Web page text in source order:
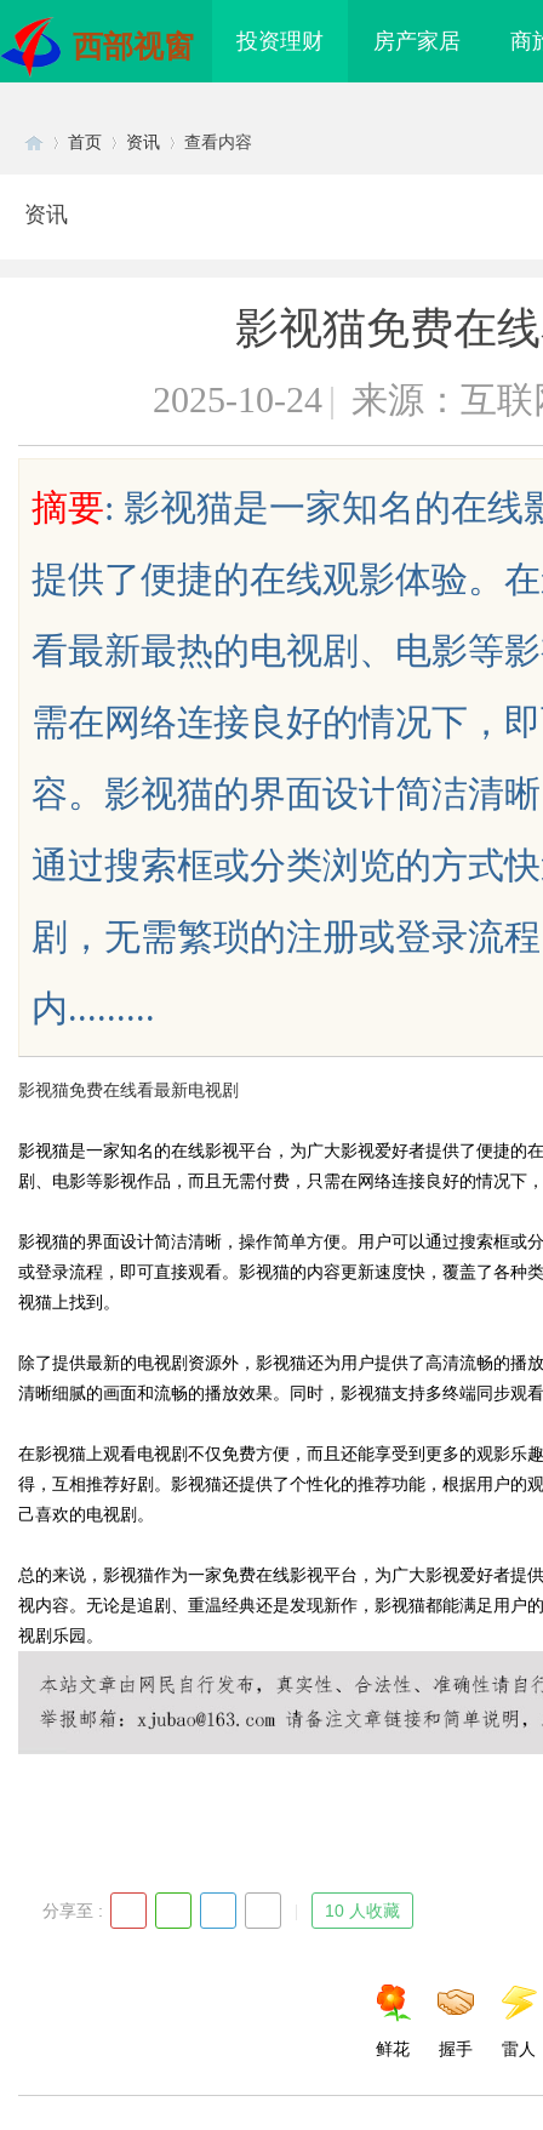
西部视窗 投资理财 房产家居 商
uz
ar
首页 资讯 查看内容
资讯
影视猫免费在
2025-10-24 | 来源：互联
摘要: 影视猫是一家知名的在线
提供了便捷的在线观影体验。
看最新最热的电视剧、电影等
需在网络连接良好的情况下，
容。影视猫的界面设计简洁清
通过搜索框或分类浏览的方式
剧，无需繁琐的注册或登录流
内.........
影视猫免费在线看最新电视剧
影视猫是一家知名的在线影视平台，为广大影视爱好者提供了便捷的
剧、电影等影视作品，而且无需付费，只需在网络连接良好的情况下
影视猫的界面设计简洁清晰，操作简单方便。用户可以通过搜索框或
或登录流程，即可直接观看。影视猫的内容更新速度快，覆盖了各种
视猫上找到。
除了提供最新的电视剧资源外，影视猫还为用户提供了高清流畅的播
清晰细腻的画面和流畅的播放效果。同时，影视猫支持多终端同步观
在影视猫上观看电视剧不仅免费方便，而且还能享受到更多的观影乐
得，互相推荐好剧。影视猫还提供了个性化的推荐功能，根据用户的
己喜欢的电视剧。
总的来说，影视猫作为一家免费在线影视平台，为广大影视爱好者提
视内容。无论是追剧、重温经典还是发现新作，影视猫都能满足用户
视剧乐园。
分享至 : 10 人收藏
鲜花 握手 雷人